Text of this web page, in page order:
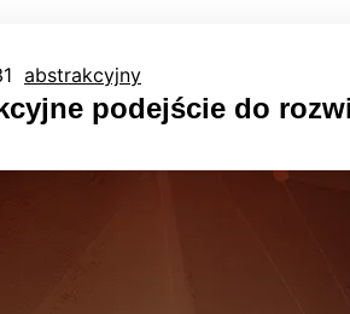
abstrakcyjny
podejście do